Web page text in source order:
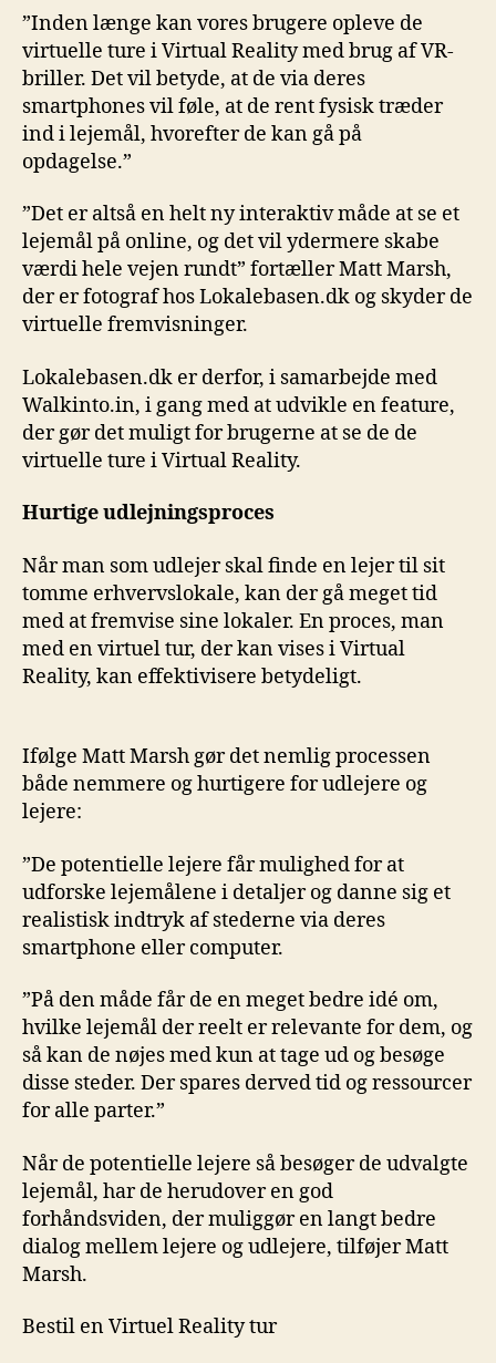
”Inden længe kan vores brugere opleve de
virtuelle ture i Virtual Reality med brug af VR-
briller. Det vil betyde, at de via deres
smartphones vil føle, at de rent fysisk træder
ind i lejemål, hvorefter de kan gå på
opdagelse.”
”Det er altså en helt ny interaktiv måde at se et
lejemål på online, og det vil ydermere skabe
værdi hele vejen rundt” fortæller Matt Marsh,
der er fotograf hos Lokalebasen.dk og skyder de
virtuelle fremvisninger.
Lokalebasen.dk er derfor, i samarbejde med
Walkinto.in, i gang med at udvikle en feature,
der gør det muligt for brugerne at se de de
virtuelle ture i Virtual Reality.
Hurtige udlejningsproces
Når man som udlejer skal finde en lejer til sit
tomme erhvervslokale, kan der gå meget tid
med at fremvise sine lokaler. En proces, man
med en virtuel tur, der kan vises i Virtual
Reality, kan effektivisere betydeligt.
Ifølge Matt Marsh gør det nemlig processen
både nemmere og hurtigere for udlejere og
lejere:
”De potentielle lejere får mulighed for at
udforske lejemålene i detaljer og danne sig et
realistisk indtryk af stederne via deres
smartphone eller computer.
”På den måde får de en meget bedre idé om,
hvilke lejemål der reelt er relevante for dem, og
så kan de nøjes med kun at tage ud og besøge
disse steder. Der spares derved tid og ressourcer
for alle parter.”
Når de potentielle lejere så besøger de udvalgte
lejemål, har de herudover en god
forhåndsviden, der muliggør en langt bedre
dialog mellem lejere og udlejere, tilføjer Matt
Marsh.
Bestil en Virtuel Reality tur